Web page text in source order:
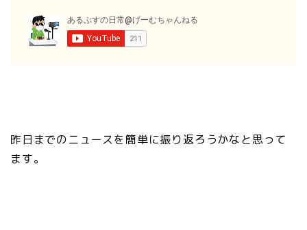
昨日までのニュースを簡単に振り返ろうかなと思って
ます。